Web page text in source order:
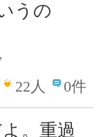
うの
22人 0件
。重過